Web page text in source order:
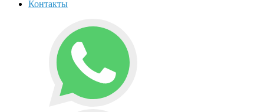
Контакты